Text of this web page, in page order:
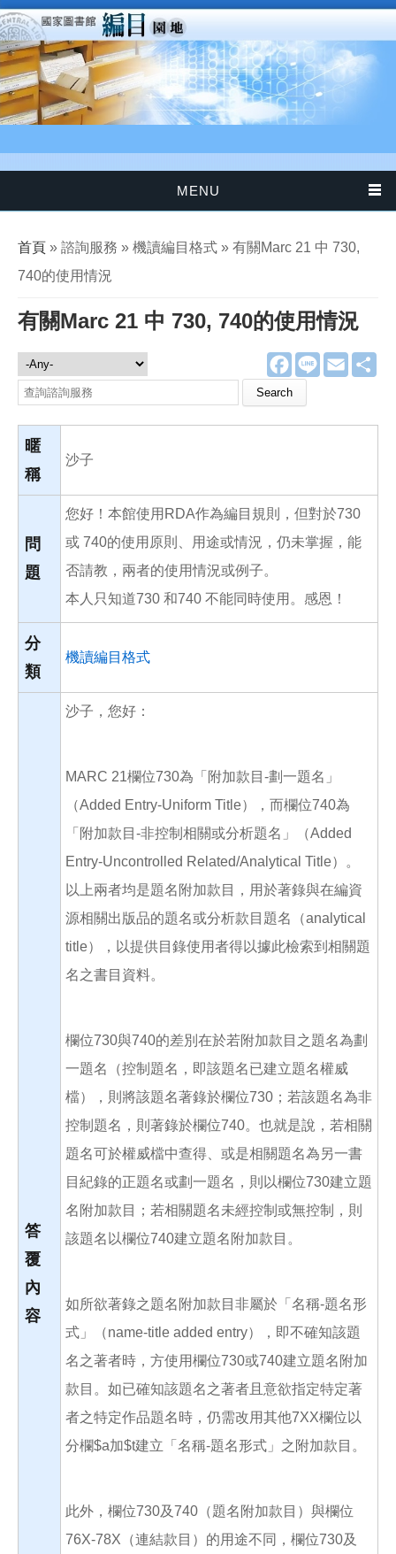
移至主內容
MENU
您在這裡
首頁 » 諮詢服務 » 機讀編目格式 » 有關Marc 21 中 730,
740的使用情況
有關Marc 21 中 730, 740的使用情況
F
a
e
o
L
E
m
諮詢服務
Search this site
暱
稱
沙子
問
題
您好！本館使用RDA作為編目規則，但對於730
或 740的使用原則、用途或情況，仍未掌握，能
否請教，兩者的使用情況或例子。
本人只知道730 和740 不能同時使用。感恩！
分
類
機讀編目格式
答
覆
內
容
沙子，您好：
MARC 21欄位730為「附加款目-劃一題名」
（Added Entry-Uniform Title），而欄位740為
「附加款目-非控制相關或分析題名」（Added
Entry-Uncontrolled Related/Analytical Title）。
以上兩者均是題名附加款目，用於著錄與在編資
源相關出版品的題名或分析款目題名（analytical
title），以提供目錄使用者得以據此檢索到相關題
名之書目資料。
欄位730與740的差別在於若附加款目之題名為劃
一題名（控制題名，即該題名已建立題名權威
檔），則將該題名著錄於欄位730；若該題名為非
控制題名，則著錄於欄位740。也就是說，若相關
題名可於權威檔中查得、或是相關題名為另一書
目紀錄的正題名或劃一題名，則以欄位730建立題
名附加款目；若相關題名未經控制或無控制，則
該題名以欄位740建立題名附加款目。
如所欲著錄之題名附加款目非屬於「名稱-題名形
式」（name-title added entry），即不確知該題
名之著者時，方使用欄位730或740建立題名附加
款目。如已確知該題名之著者且意欲指定特定著
者之特定作品題名時，仍需改用其他7XX欄位以
分欄$a加$t建立「名稱-題名形式」之附加款目。
此外，欄位730及740（題名附加款目）與欄位
76X-78X（連結款目）的用途不同，欄位730及